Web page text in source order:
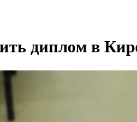
диплом в